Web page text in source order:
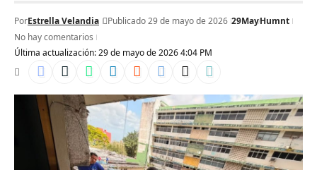
Última actualización: 29 de mayo de 2026 4:04 PM
PorEstrella Velandia Publicado 29 de mayo de 2026 29MayHumnt
No hay comentarios